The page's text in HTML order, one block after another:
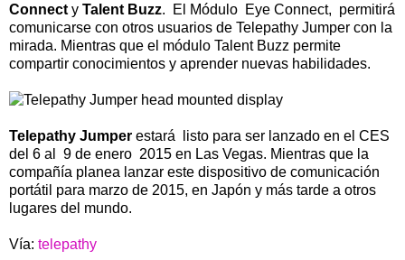
Connect y Talent Buzz. El Módulo Eye Connect, permitirá
comunicarse con otros usuarios de Telepathy Jumper con la
mirada. Mientras que el módulo Talent Buzz permite
compartir conocimientos y aprender nuevas habilidades.
Telepathy Jumper estará listo para ser lanzado en el CES
del 6 al 9 de enero 2015 en Las Vegas. Mientras que la
compañía planea lanzar este dispositivo de comunicación
portátil para marzo de 2015, en Japón y más tarde a otros
lugares del mundo.
Vía: telepathy